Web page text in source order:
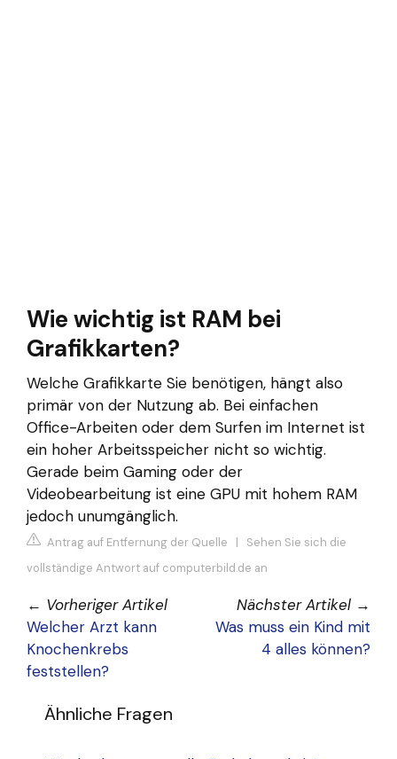
Wie wichtig ist RAM bei
Grafikkarten?
Welche Grafikkarte Sie benötigen, hängt also
primär von der Nutzung ab. Bei einfachen
Office-Arbeiten oder dem Surfen im Internet ist
ein hoher Arbeitsspeicher nicht so wichtig.
Gerade beim Gaming oder der
Videobearbeitung ist eine GPU mit hohem RAM
jedoch unumgänglich.
Antrag auf Entfernung der Quelle | Sehen Sie sich die
vollständige Antwort auf computerbild.de an
← Vorheriger Artikel
Welcher Arzt kann
Knochenkrebs
feststellen?
Nächster Artikel →
Was muss ein Kind mit
4 alles können?
Ähnliche Fragen